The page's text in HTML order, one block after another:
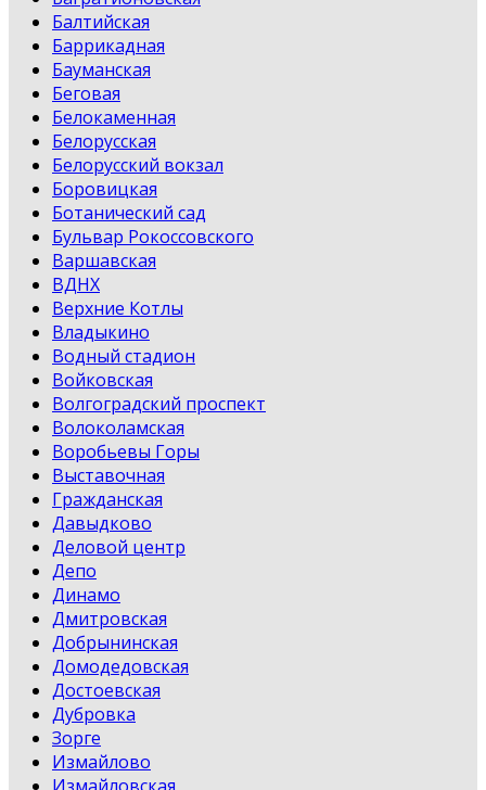
Балтийская
Баррикадная
Бауманская
Беговая
Белокаменная
Белорусская
Белорусский вокзал
Боровицкая
Ботанический сад
Бульвар Рокоссовского
Варшавская
ВДНХ
Верхние Котлы
Владыкино
Водный стадион
Войковская
Волгоградский проспект
Волоколамская
Воробьевы Горы
Выставочная
Гражданская
Давыдково
Деловой центр
Депо
Динамо
Дмитровская
Добрынинская
Домодедовская
Достоевская
Дубровка
Зорге
Измайлово